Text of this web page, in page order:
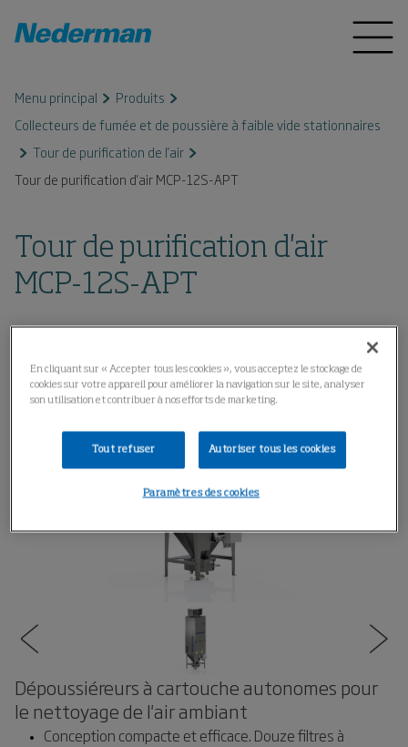
Menu principal
Produits
Collecteurs de fumée et de poussière à faible vide stationnaires
Tour de purification de l'air
Tour de purification d'air MCP-12S-APT
Tour de purification d'air
MCP-12S-APT
Dépoussiéreurs à cartouche autonomes pour
le nettoyage de l'air ambiant
Conception compacte et efficace. Douze filtres à
En cliquant sur « Accepter tous les cookies », vous acceptez le stockage de
cookies sur votre appareil pour améliorer la navigation sur le site, analyser
son utilisation et contribuer à nos efforts de marketing.
Tout refuser Autoriser tous les cookies
Paramètres des cookies